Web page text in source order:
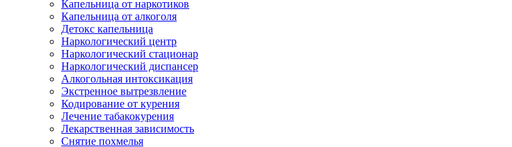
Капельница от наркотиков
Капельница от алкоголя
Детокс капельница
Наркологический центр
Наркологический стационар
Наркологический диспансер
Алкогольная интоксикация
Экстренное вытрезвление
Кодирование от курения
Лечение табакокурения
Лекарственная зависимость
Снятие похмелья